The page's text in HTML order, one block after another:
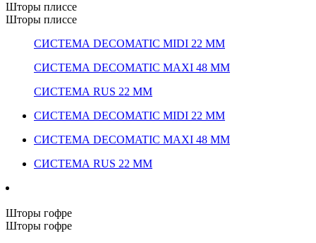
Шторы плиссе
Шторы плиссе
СИСТЕМА DECOMATIC MIDI 22 ММ
СИСТЕМА DECOMATIC MAXI 48 ММ
СИСТЕМА RUS 22 ММ
СИСТЕМА DECOMATIC MIDI 22 ММ
СИСТЕМА DECOMATIC MAXI 48 ММ
СИСТЕМА RUS 22 ММ
Шторы гофре
Шторы гофре